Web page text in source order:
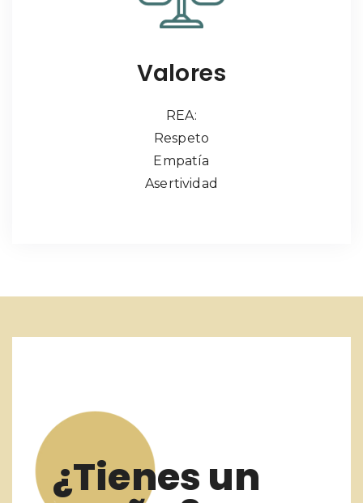
Valores
REA:
Respeto
Empatía
Asertividad
¿Tienes un